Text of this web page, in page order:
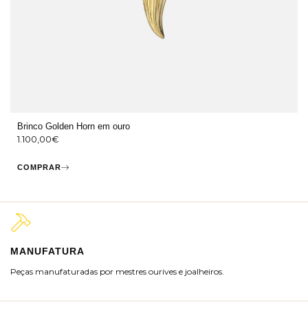
Brinco Golden Horn em ouro
1.100,00€
COMPRAR
MANUFATURA
Peças manufaturadas por mestres ourives e joalheiros.